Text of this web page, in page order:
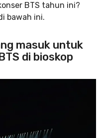
BTS tahun ini?
bawah ini.
masuk untuk
di bioskop